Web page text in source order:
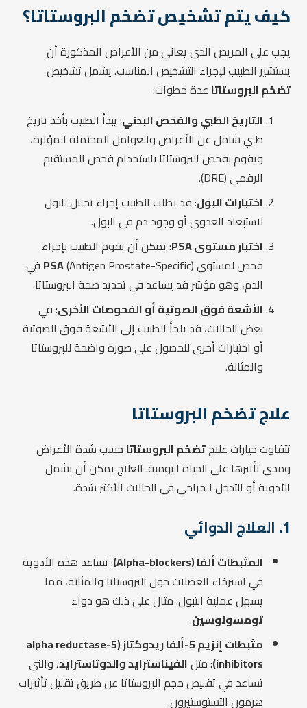
كيف يتم تشخيص تضخم البروستاتا؟
يجب على المريض الذي يعاني من الأعراض المذكورة أن
يستشير الطبيب لإجراء التشخيص المناسب. يشمل تشخيص
تضخم البروستاتا عدة خطوات:
التاريخ الطبي والفحص البدني: يبدأ الطبيب بأخذ تاريخ
طبي شامل عن الأعراض والعوامل المحتملة المؤثرة،
ويقوم بفحص البروستاتا باستخدام فحص المستقيم
الرقمي (DRE).
اختبارات البول: قد يطلب الطبيب إجراء تحليل للبول
لاستبعاد العدوى أو وجود دم في البول.
اختبار مستوى PSA
: يمكن أن يقوم الطبيب بإجراء
فحص لمستوى
PSA (Antigen Prostate-Specific) في
الدم، وهو مؤشر قد يساعد في تحديد صحة البروستاتا.
الأشعة فوق الصوتية أو الفحوصات الأخرى: في
بعض الحالات، قد يلجأ الطبيب إلى الأشعة فوق الصوتية
أو اختبارات أخرى للحصول على صورة واضحة للبروستاتا
والمثانة.
علاج تضخم البروستاتا
تتفاوت خيارات علاجتضخم البروستاتا حسب شدة الأعراض
ومدى تأثيرها على الحياة اليومية. العلاج يمكن أن يشمل
الأدوية أو التدخل الجراحي في الحالات الأكثر شدة.
1. العلاج الدوائي
المثبطات ألفا (Alpha-blockers)
: تساعد هذه الأدوية
في استرخاء العضلات حول البروستاتا والمثانة، مما
يسهل عملية التبول. مثال على ذلك هو دواء
تومسولوسين.
مثبطات إنزيم 5-ألفا ريدوكتاز (5-alpha reductase
inhibitors) : مثلالفيناسترايدوالدوتاسترايد، والتي
تساعد في تقليص حجم البروستاتا عن طريق تقليل تأثيرات
هرمون التستوستيرون.